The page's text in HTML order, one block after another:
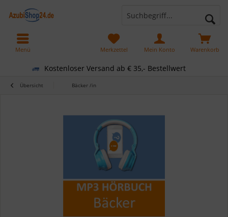
Kostenloser Versand ab € 35,- Bestellwert
Warenkorb
Merkzettel Mein Konto
Menü
Übersicht Bäcker /in